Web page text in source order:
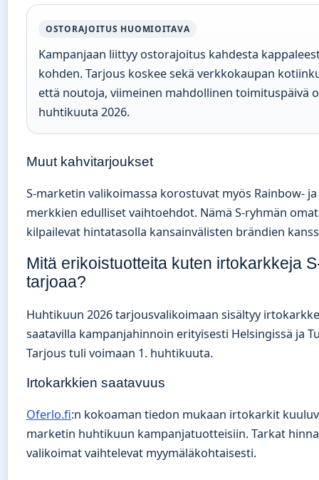
OSTORAJOITUS HUOMIOITAVA
Kampanjaan liittyy ostorajoitus kahdesta
kohden. Tarjous koskee sekä verkkokaupan
että noutoja, viimeinen mahdollinen toimituspäivä
huhtikuuta 2026.
Muut kahvitarjoukset
S-marketin valikoimassa korostuvat myös Rainbow-
merkkien edulliset vaihtoehdot. Nämä S-ryhmän
kilpailevat hintatasolla kansainvälisten brändien
Mitä erikoistuotteita kuten irtokarkkeja
tarjoaa?
Huhtikuun 2026 tarjousvalikoimaan sisältyy
saatavilla kampanjahinnoin erityisesti Helsingissä ja
Tarjous tuli voimaan 1. huhtikuuta.
Irtokarkkien saatavuus
Oferlo.fi:n kokoaman tiedon mukaan irtokarkit
marketin huhtikuun kampanjatuotteisiin. Tarkat
valikoimat vaihtelevat myymäläkohtaisesti.